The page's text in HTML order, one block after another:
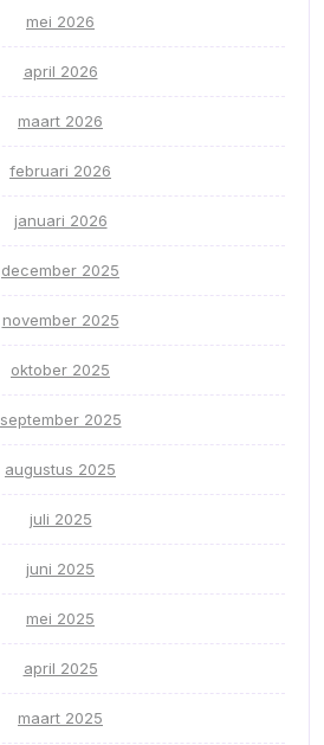
mei 2026
april 2026
maart 2026
februari 2026
januari 2026
december 2025
november 2025
oktober 2025
september 2025
augustus 2025
juli 2025
juni 2025
mei 2025
april 2025
maart 2025